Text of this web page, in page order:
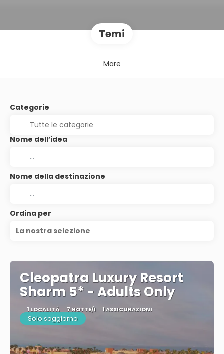
Temi
Mare
Categorie
Nome dell’idea
Nome della destinazione
Ordina per
La nostra selezione
Cleopatra Luxury Resort
Sharm 5* - Adults Only
1 LOCALITÀ 7 NOTTE/I 1 ASSICURAZIONI
Solo soggiorno